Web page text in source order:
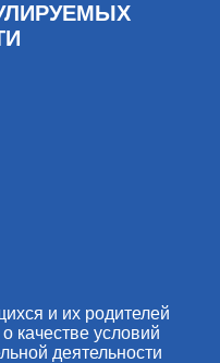
и их родителей
качестве условий
деятельности